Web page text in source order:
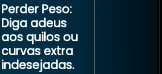
Perder Peso:
Diga adeus
aos quilos ou
curvas extra
indesejadas.